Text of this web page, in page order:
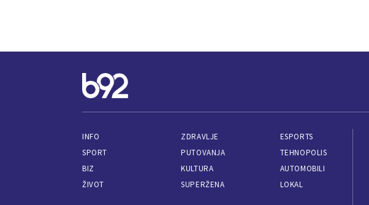
INFO
SPORT
BIZ
ŽIVOT
ZDRAVLJE
PUTOVANJA
KULTURA
SUPERŽENA
ESPORTS
TEHNOPOLIS
AUTOMOBILI
LOKAL